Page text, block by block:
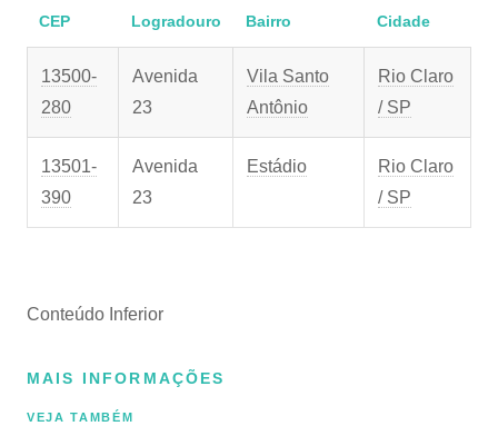
CEP Logradouro Bairro Cidade
13500-
280
Avenida
23
Vila Santo
Antônio
Rio Claro
/ SP
13501-
390
Avenida
23
Estádio
Rio Claro
/ SP
Conteúdo Inferior
MAIS INFORMAÇÕES
VEJA TAMBÉM